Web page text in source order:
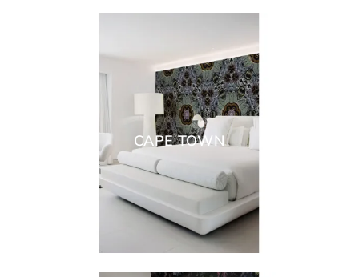
CAPE TOWN